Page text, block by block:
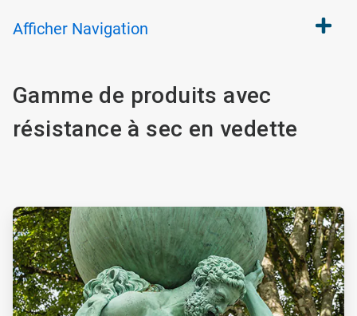
Afficher Navigation
Gamme de produits avec
résistance à sec en vedette
ArticleTile
1
de
2